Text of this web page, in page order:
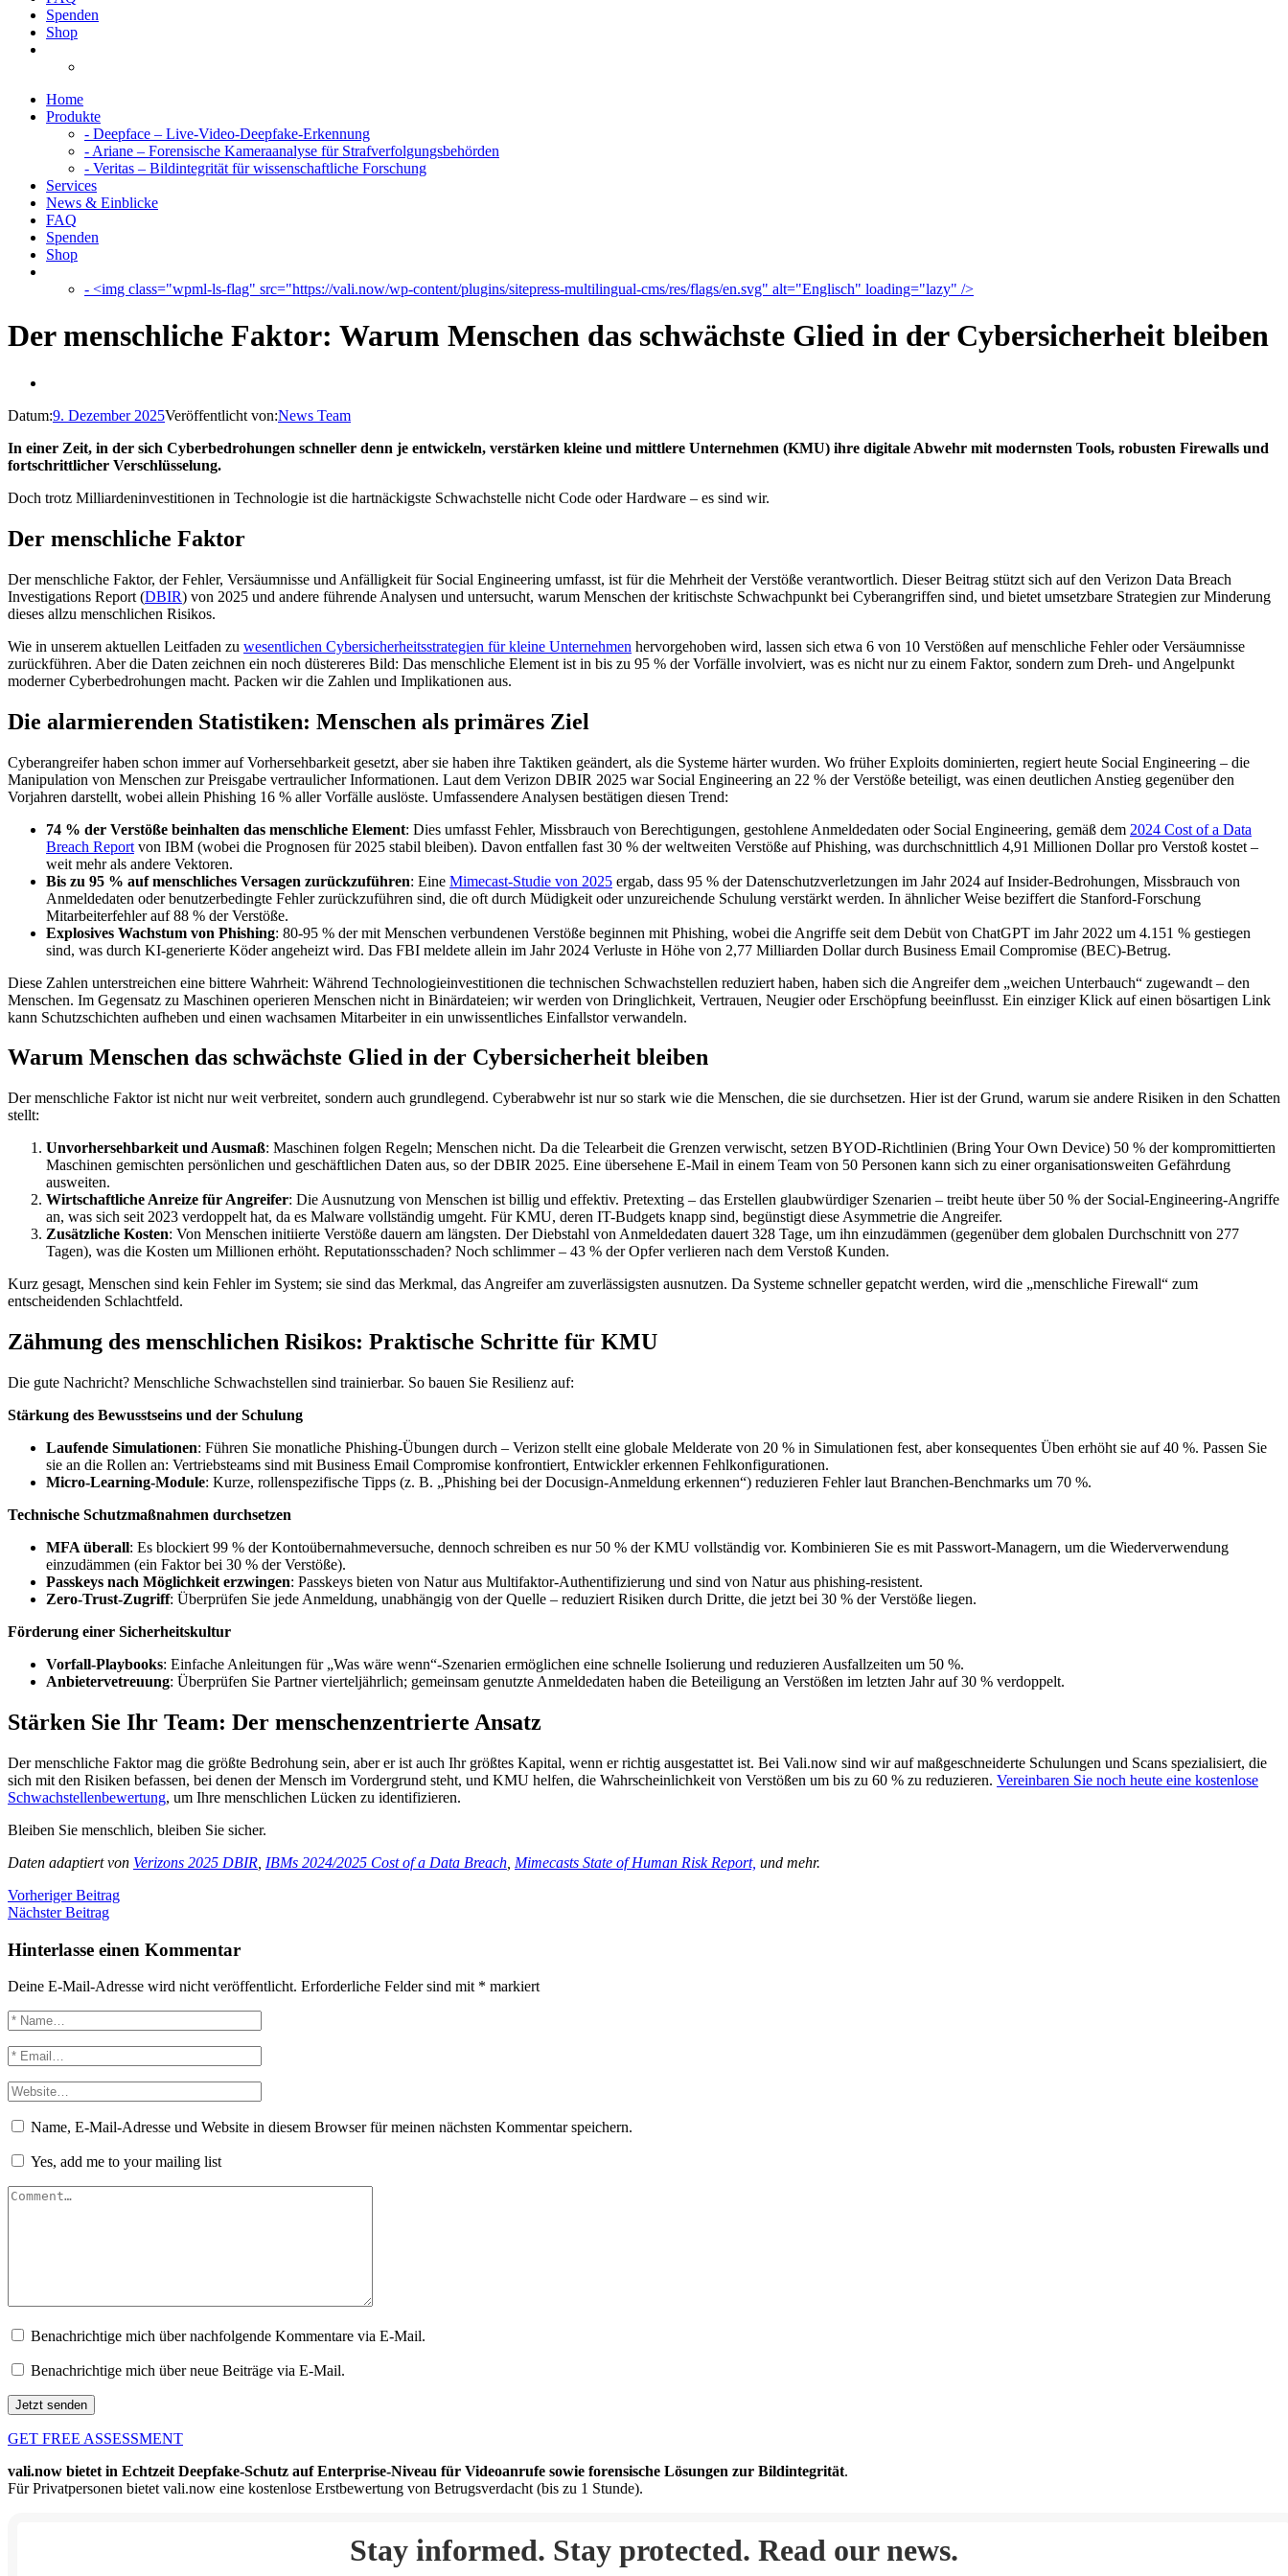
Spenden
Shop
Home
Produkte
- Deepface – Live-Video-Deepfake-Erkennung
- Ariane – Forensische Kameraanalyse für Strafverfolgungsbehörden
- Veritas – Bildintegrität für wissenschaftliche Forschung
Services
News & Einblicke
FAQ
Spenden
Shop
- <img class="wpml-ls-flag" src="https://vali.now/wp-content/plugins/sitepress-multilingual-cms/res/flags/en.svg" alt="Englisch" loading="lazy" />
Der menschliche Faktor: Warum Menschen das schwächste Glied in der Cybersicherheit bleiben
Datum:9. Dezember 2025Veröffentlicht von:News Team
In einer Zeit, in der sich Cyberbedrohungen schneller denn je entwickeln, verstärken kleine und mittlere Unternehmen (KMU) ihre digitale Abwehr mit modernsten Tools, robusten Firewalls und
fortschrittlicher Verschlüsselung.
Doch trotz Milliardeninvestitionen in Technologie ist die hartnäckigste Schwachstelle nicht Code oder Hardware – es sind wir.
Der menschliche Faktor
Der menschliche Faktor, der Fehler, Versäumnisse und Anfälligkeit für Social Engineering umfasst, ist für die Mehrheit der Verstöße verantwortlich. Dieser Beitrag stützt sich auf den Verizon Data Breach
Investigations Report (DBIR) von 2025 und andere führende Analysen und untersucht, warum Menschen der kritischste Schwachpunkt bei Cyberangriffen sind, und bietet umsetzbare Strategien zur Minderung
dieses allzu menschlichen Risikos.
Wie in unserem aktuellen Leitfaden zu wesentlichen Cybersicherheitsstrategien für kleine Unternehmen hervorgehoben wird, lassen sich etwa 6 von 10 Verstößen auf menschliche Fehler oder Versäumnisse
zurückführen. Aber die Daten zeichnen ein noch düstereres Bild: Das menschliche Element ist in bis zu 95 % der Vorfälle involviert, was es nicht nur zu einem Faktor, sondern zum Dreh- und Angelpunkt
moderner Cyberbedrohungen macht. Packen wir die Zahlen und Implikationen aus.
Die alarmierenden Statistiken: Menschen als primäres Ziel
Cyberangreifer haben schon immer auf Vorhersehbarkeit gesetzt, aber sie haben ihre Taktiken geändert, als die Systeme härter wurden. Wo früher Exploits dominierten, regiert heute Social Engineering – die
Manipulation von Menschen zur Preisgabe vertraulicher Informationen. Laut dem Verizon DBIR 2025 war Social Engineering an 22 % der Verstöße beteiligt, was einen deutlichen Anstieg gegenüber den
Vorjahren darstellt, wobei allein Phishing 16 % aller Vorfälle auslöste. Umfassendere Analysen bestätigen diesen Trend:
74 % der Verstöße beinhalten das menschliche Element: Dies umfasst Fehler, Missbrauch von Berechtigungen, gestohlene Anmeldedaten oder Social Engineering, gemäß dem 2024 Cost of a Data
Breach Report von IBM (wobei die Prognosen für 2025 stabil bleiben). Davon entfallen fast 30 % der weltweiten Verstöße auf Phishing, was durchschnittlich 4,91 Millionen Dollar pro Verstoß kostet –
weit mehr als andere Vektoren.
Bis zu 95 % auf menschliches Versagen zurückzuführen: Eine Mimecast-Studie von 2025 ergab, dass 95 % der Datenschutzverletzungen im Jahr 2024 auf Insider-Bedrohungen, Missbrauch von
Anmeldedaten oder benutzerbedingte Fehler zurückzuführen sind, die oft durch Müdigkeit oder unzureichende Schulung verstärkt werden. In ähnlicher Weise beziffert die Stanford-Forschung
Mitarbeiterfehler auf 88 % der Verstöße.
Explosives Wachstum von Phishing: 80-95 % der mit Menschen verbundenen Verstöße beginnen mit Phishing, wobei die Angriffe seit dem Debüt von ChatGPT im Jahr 2022 um 4.151 % gestiegen
sind, was durch KI-generierte Köder angeheizt wird. Das FBI meldete allein im Jahr 2024 Verluste in Höhe von 2,77 Milliarden Dollar durch Business Email Compromise (BEC)-Betrug.
Diese Zahlen unterstreichen eine bittere Wahrheit: Während Technologieinvestitionen die technischen Schwachstellen reduziert haben, haben sich die Angreifer dem „weichen Unterbauch“ zugewandt – den
Menschen. Im Gegensatz zu Maschinen operieren Menschen nicht in Binärdateien; wir werden von Dringlichkeit, Vertrauen, Neugier oder Erschöpfung beeinflusst. Ein einziger Klick auf einen bösartigen Link
kann Schutzschichten aufheben und einen wachsamen Mitarbeiter in ein unwissentliches Einfallstor verwandeln.
Warum Menschen das schwächste Glied in der Cybersicherheit bleiben
Der menschliche Faktor ist nicht nur weit verbreitet, sondern auch grundlegend. Cyberabwehr ist nur so stark wie die Menschen, die sie durchsetzen. Hier ist der Grund, warum sie andere Risiken in den Schatten
stellt:
Unvorhersehbarkeit und Ausmaß: Maschinen folgen Regeln; Menschen nicht. Da die Telearbeit die Grenzen verwischt, setzen BYOD-Richtlinien (Bring Your Own Device) 50 % der kompromittierten
Maschinen gemischten persönlichen und geschäftlichen Daten aus, so der DBIR 2025. Eine übersehene E-Mail in einem Team von 50 Personen kann sich zu einer organisationsweiten Gefährdung
ausweiten.
Wirtschaftliche Anreize für Angreifer: Die Ausnutzung von Menschen ist billig und effektiv. Pretexting – das Erstellen glaubwürdiger Szenarien – treibt heute über 50 % der Social-Engineering-Angriffe
an, was sich seit 2023 verdoppelt hat, da es Malware vollständig umgeht. Für KMU, deren IT-Budgets knapp sind, begünstigt diese Asymmetrie die Angreifer.
Zusätzliche Kosten: Von Menschen initiierte Verstöße dauern am längsten. Der Diebstahl von Anmeldedaten dauert 328 Tage, um ihn einzudämmen (gegenüber dem globalen Durchschnitt von 277
Tagen), was die Kosten um Millionen erhöht. Reputationsschaden? Noch schlimmer – 43 % der Opfer verlieren nach dem Verstoß Kunden.
Kurz gesagt, Menschen sind kein Fehler im System; sie sind das Merkmal, das Angreifer am zuverlässigsten ausnutzen. Da Systeme schneller gepatcht werden, wird die „menschliche Firewall“ zum
entscheidenden Schlachtfeld.
Zähmung des menschlichen Risikos: Praktische Schritte für KMU
Die gute Nachricht? Menschliche Schwachstellen sind trainierbar. So bauen Sie Resilienz auf:
Stärkung des Bewusstseins und der Schulung
Laufende Simulationen: Führen Sie monatliche Phishing-Übungen durch – Verizon stellt eine globale Melderate von 20 % in Simulationen fest, aber konsequentes Üben erhöht sie auf 40 %. Passen Sie
sie an die Rollen an: Vertriebsteams sind mit Business Email Compromise konfrontiert, Entwickler erkennen Fehlkonfigurationen.
Micro-Learning-Module: Kurze, rollenspezifische Tipps (z. B. „Phishing bei der Docusign-Anmeldung erkennen“) reduzieren Fehler laut Branchen-Benchmarks um 70 %.
Technische Schutzmaßnahmen durchsetzen
MFA überall: Es blockiert 99 % der Kontoübernahmeversuche, dennoch schreiben es nur 50 % der KMU vollständig vor. Kombinieren Sie es mit Passwort-Managern, um die Wiederverwendung
einzudämmen (ein Faktor bei 30 % der Verstöße).
Passkeys nach Möglichkeit erzwingen: Passkeys bieten von Natur aus Multifaktor-Authentifizierung und sind von Natur aus phishing-resistent.
Zero-Trust-Zugriff: Überprüfen Sie jede Anmeldung, unabhängig von der Quelle – reduziert Risiken durch Dritte, die jetzt bei 30 % der Verstöße liegen.
Förderung einer Sicherheitskultur
Vorfall-Playbooks: Einfache Anleitungen für „Was wäre wenn“-Szenarien ermöglichen eine schnelle Isolierung und reduzieren Ausfallzeiten um 50 %.
Anbietervetreuung: Überprüfen Sie Partner vierteljährlich; gemeinsam genutzte Anmeldedaten haben die Beteiligung an Verstößen im letzten Jahr auf 30 % verdoppelt.
Stärken Sie Ihr Team: Der menschenzentrierte Ansatz
Der menschliche Faktor mag die größte Bedrohung sein, aber er ist auch Ihr größtes Kapital, wenn er richtig ausgestattet ist. Bei Vali.now sind wir auf maßgeschneiderte Schulungen und Scans spezialisiert, die
sich mit den Risiken befassen, bei denen der Mensch im Vordergrund steht, und KMU helfen, die Wahrscheinlichkeit von Verstößen um bis zu 60 % zu reduzieren. Vereinbaren Sie noch heute eine kostenlose
Schwachstellenbewertung, um Ihre menschlichen Lücken zu identifizieren.
Bleiben Sie menschlich, bleiben Sie sicher.
Daten adaptiert von Verizons 2025 DBIR IBMs 2024/2025 Costof a Data Breach Mimecasts State ofHuman Risk Report, und mehr.
Vorheriger Beitrag
Nächster Beitrag
Hinterlasse einen Kommentar
Deine E-Mail-Adresse wird nicht veröffentlicht. Erforderliche Felder sind mit * markiert
Name, E-Mail-Adresse und Website in diesem Browser für meinen nächsten Kommentar speichern.
Yes, add me to your mailing list
Benachrichtige mich über nachfolgende Kommentare via E-Mail.
Benachrichtige mich über neue Beiträge via E-Mail.
GET FREE ASSESSMENT
vali.now bietet in Echtzeit Deepfake-Schutz auf Enterprise-Niveau für Videoanrufe sowie forensische Lösungen zur Bildintegrität.
Für Privatpersonen bietet vali.now eine kostenlose Erstbewertung von Betrugsverdacht (bis zu 1 Stunde).
Stay informed. Stay protected. Read our news.